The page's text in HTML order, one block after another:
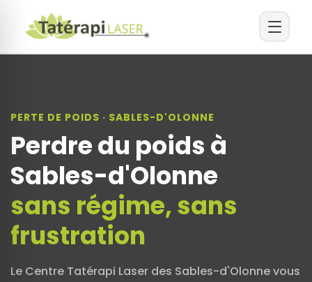
PERTE DE POIDS · SABLES-D'OLONNE
Perdre du poids à
Sables-d'Olonne
sans régime, sans
frustration
Le Centre Tatérapi Laser des Sables-d'Olonne vous